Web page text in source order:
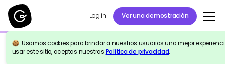
Log in Ver una demostración
Usamos cookies para brindar a nuestros usuarios una mejor
usar este sitio, aceptas nuestras Política de privacidad.
Volver a la Referencia